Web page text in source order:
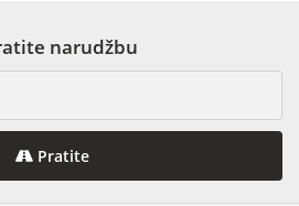
narudžbu
Pratite